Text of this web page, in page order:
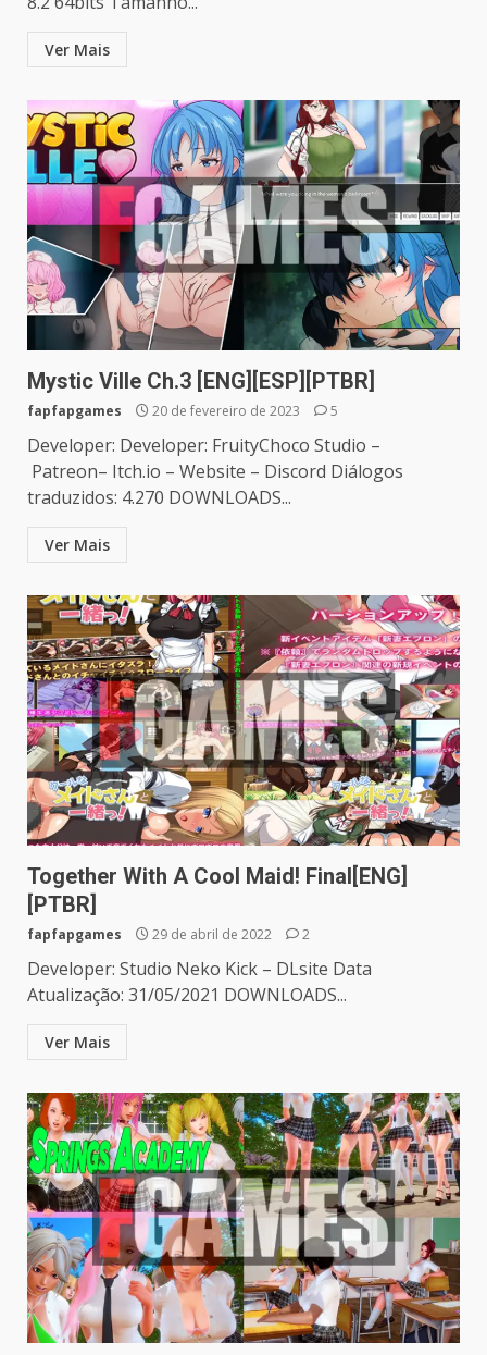
Ver Mais
Mystic Ville Ch.3 [ENG][ESP][PTBR]
fapfapgames 20 de fevereiro de 2023 5
Developer: Developer: FruityChoco Studio –
Patreon– Itch.io – Website – Discord Diálogos
traduzidos: 4.270 DOWNLOADS...
Ver Mais
Together With A Cool Maid! Final[ENG]
[PTBR]
fapfapgames 29 de abril de 2022 2
Developer: Studio Neko Kick – DLsite Data
Atualização: 31/05/2021 DOWNLOADS...
Ver Mais